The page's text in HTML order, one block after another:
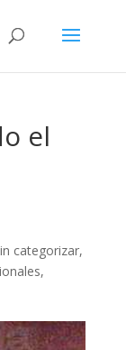
el
categorizar,
,